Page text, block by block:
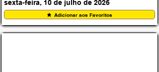
sexta-feira, 10 de julho de 2026
Adicionar aos Favoritos